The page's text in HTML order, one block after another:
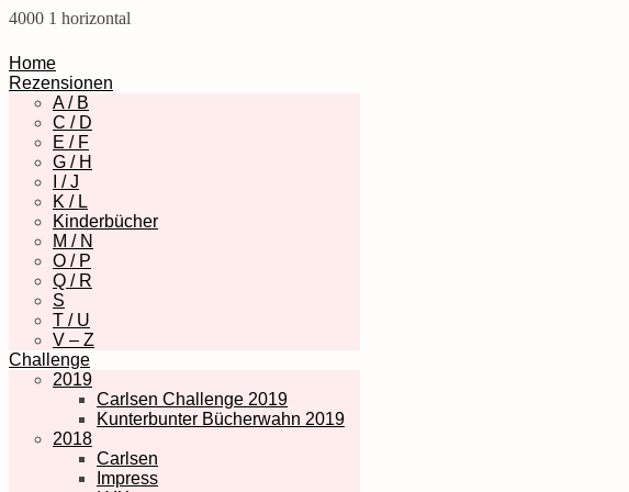
4000 1 horizontal
Home
Rezensionen
A / B
C / D
E / F
G / H
I / J
K / L
Kinderbücher
M / N
O / P
Q / R
S
T / U
V – Z
Challenge
2019
Carlsen Challenge 2019
Kunterbunter Bücherwahn 2019
2018
Carlsen
Impress